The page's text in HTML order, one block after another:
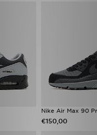
Nike Air Max 90
€150,00